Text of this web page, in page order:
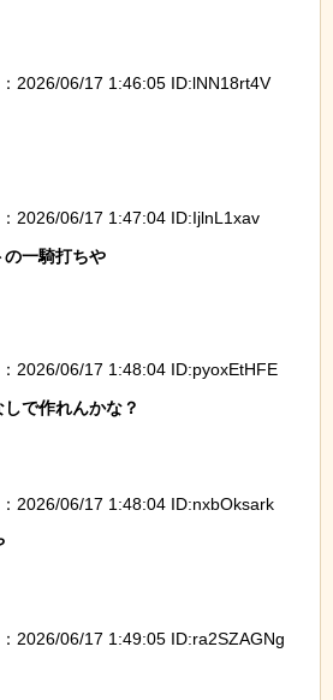
2026/06/17 1:46:05 ID:lNN18rt4V
2026/06/17 1:47:04 ID:IjlnL1xav
の一騎打ちや
2026/06/17 1:48:04 ID:pyoxEtHFE
で作れんかな？
2026/06/17 1:48:04 ID:nxbOksark
2026/06/17 1:49:05 ID:ra2SZAGNg